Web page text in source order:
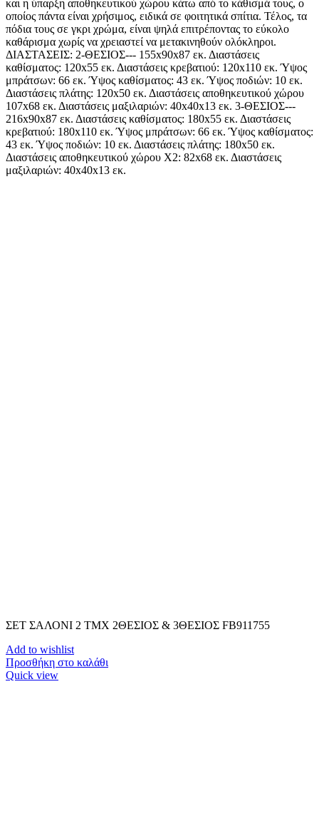
και η ύπαρξη αποθηκευτικού χώρου κάτω από το κάθισμά τους, ο
οποίος πάντα είναι χρήσιμος, ειδικά σε φοιτητικά σπίτια. Τέλος, τα
πόδια τους σε γκρι χρώμα, είναι ψηλά επιτρέποντας το εύκολο
καθάρισμα χωρίς να χρειαστεί να μετακινηθούν ολόκληροι.
ΔΙΑΣΤΑΣΕΙΣ: 2-ΘΕΣΙΟΣ--- 155x90x87 εκ. Διαστάσεις
καθίσματος: 120x55 εκ. Διαστάσεις κρεβατιού: 120x110 εκ. Ύψος
μπράτσων: 66 εκ. Ύψος καθίσματος: 43 εκ. Ύψος ποδιών: 10 εκ.
Διαστάσεις πλάτης: 120x50 εκ. Διαστάσεις αποθηκευτικού χώρου
107x68 εκ. Διαστάσεις μαξιλαριών: 40x40x13 εκ. 3-ΘΕΣΙΟΣ---
216x90x87 εκ. Διαστάσεις καθίσματος: 180x55 εκ. Διαστάσεις
κρεβατιού: 180x110 εκ. Ύψος μπράτσων: 66 εκ. Ύψος καθίσματος:
43 εκ. Ύψος ποδιών: 10 εκ. Διαστάσεις πλάτης: 180x50 εκ.
Διαστάσεις αποθηκευτικού χώρου Χ2: 82x68 εκ. Διαστάσεις
μαξιλαριών: 40x40x13 εκ.
ΣΕΤ ΣΑΛΟΝΙ 2 TMX 2ΘΕΣΙΟΣ & 3ΘΕΣΙΟΣ FB911755
Add to wishlist
Προσθήκη στο καλάθι
Quick view